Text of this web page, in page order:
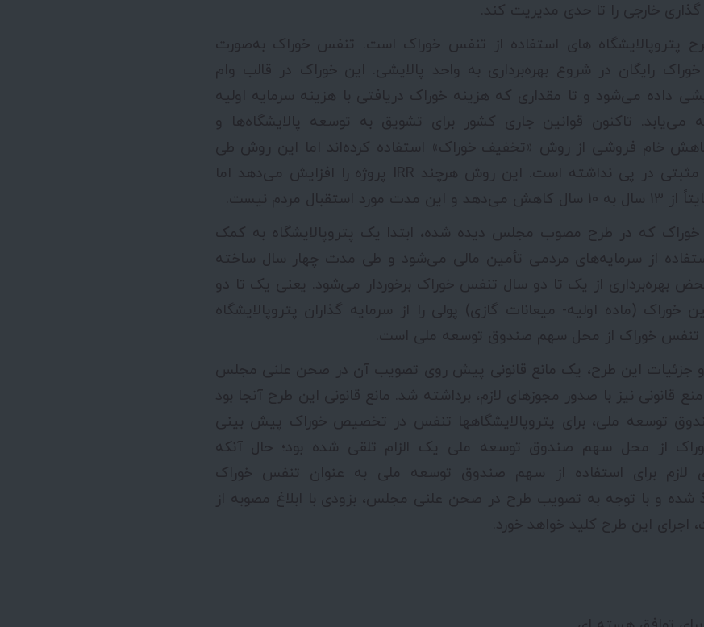
خارجی را تا حدی مدیریت کند.
پتروپالایشگاه های استفاده از تنفس خوراک است. تنفس خوراک به‌صورت
رایگان در شروع بهره‌برداری به واحد پالایشی. این خوراک در قالب وام
داده می‌شود و تا مقداری که هزینه خوراک دریافتی با هزینه سرمایه اولیه
می‌یابد. تاکنون قوانین جاری کشور برای تشویق به توسعه پالایشگاه‌ها و
کاهش خام فروشی از روش «تخفیف خوراک» استفاده کرده‌اند اما این روش طی
۲۲ سال اخیر نتیجه مثبتی در پی نداشته است. این روش هرچند IRR پروژه را افزایش می‌دهد اما
مردم نیست.
که در طرح مصوب مجلس دیده شده، ابتدا یک پتروپالایشگاه به کمک
از سرمایه‌های مردمی تأمین مالی می‌شود و طی مدت چهار سال ساخته
از یک تا دو سال تنفس خوراک برخوردار می‌شود. یعنی یک تا دو
خوراک (ماده اولیه- میعانات گازی) پولی را از سرمایه گذاران پتروپالایشگاه
تنفس خوراک از محل سهم صندوق توسعه ملی است.
و جزئیات این طرح، یک مانع قانونی پیش روی تصویب آن در صحن علنی مجلس
قانونی نیز با صدور مجوزهای لازم، برداشته شد. مانع قانونی این طرح آنجا بود
توسعه ملی، برای پتروپالایشگاهها تنفس در تخصیص خوراک پیش بینی
از محل سهم صندوق توسعه ملی یک الزام تلقی شده بود؛ حال آنکه
لازم برای استفاده از سهم صندوق توسعه ملی به عنوان تنفس خوراک
شده و با توجه به تصویب طرح در صحن علنی مجلس، بزودی با ابلاغ مصوبه از
این طرح کلید خواهد خورد.